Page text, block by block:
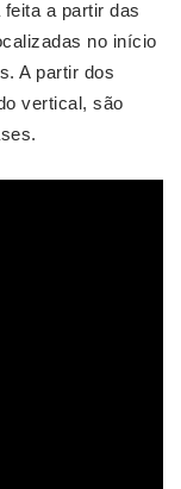
a partir das
no início
A partir dos
vertical, são